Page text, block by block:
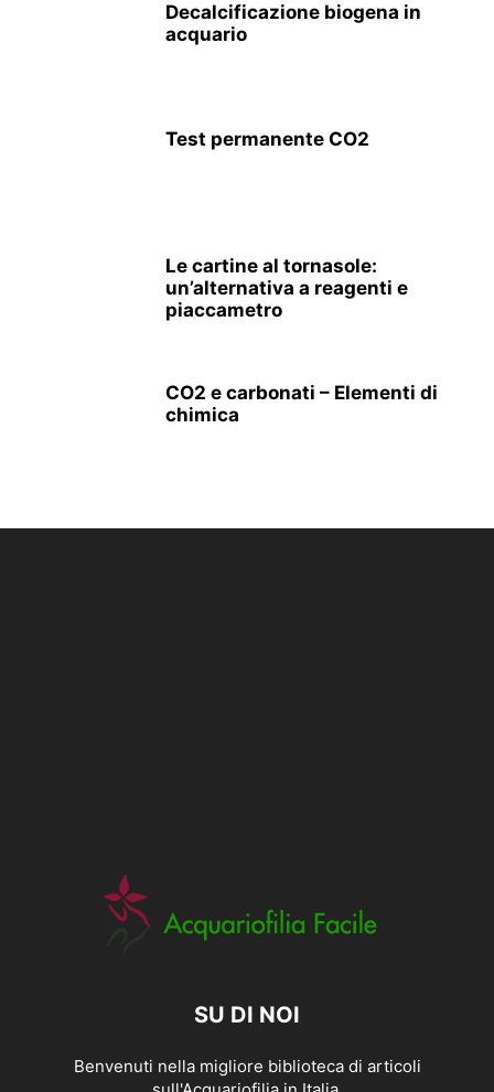
Decalcificazione biogena in
acquario
Test permanente CO2
Le cartine al tornasole:
un’alternativa a reagenti e
piaccametro
CO2 e carbonati – Elementi di
chimica
SU DI NOI
Benvenuti nella migliore biblioteca di articoli